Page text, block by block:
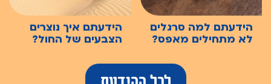
הידעתם למה סרגלים
לא מתחילים מאפס?
הידעתם איך נוצרים
הצבעים של החול?